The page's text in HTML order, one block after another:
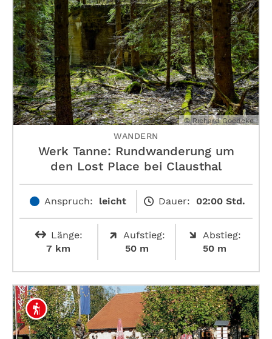
© Richard Goedeke
WANDERN
Werk Tanne: Rundwanderung um
den Lost Place bei Clausthal
Anspruch: leicht Dauer: 02:00 Std.
Länge:
7 km
Aufstieg:
50 m
Abstieg:
50 m